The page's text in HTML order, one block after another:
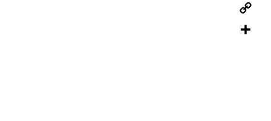
e